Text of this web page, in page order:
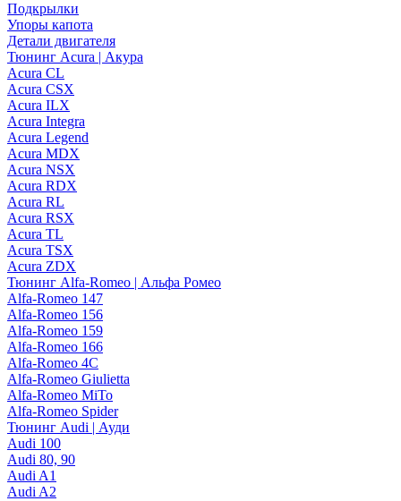
Подкрылки
Упоры капота
Детали двигателя
Тюнинг Acura | Акура
Acura CL
Acura CSX
Acura ILX
Acura Integra
Acura Legend
Acura MDX
Acura NSX
Acura RDX
Acura RL
Acura RSX
Acura TL
Acura TSX
Acura ZDX
Тюнинг Alfa-Romeo | Альфа Ромео
Alfa-Romeo 147
Alfa-Romeo 156
Alfa-Romeo 159
Alfa-Romeo 166
Alfa-Romeo 4C
Alfa-Romeo Giulietta
Alfa-Romeo MiTo
Alfa-Romeo Spider
Тюнинг Audi | Ауди
Audi 100
Audi 80, 90
Audi A1
Audi A2